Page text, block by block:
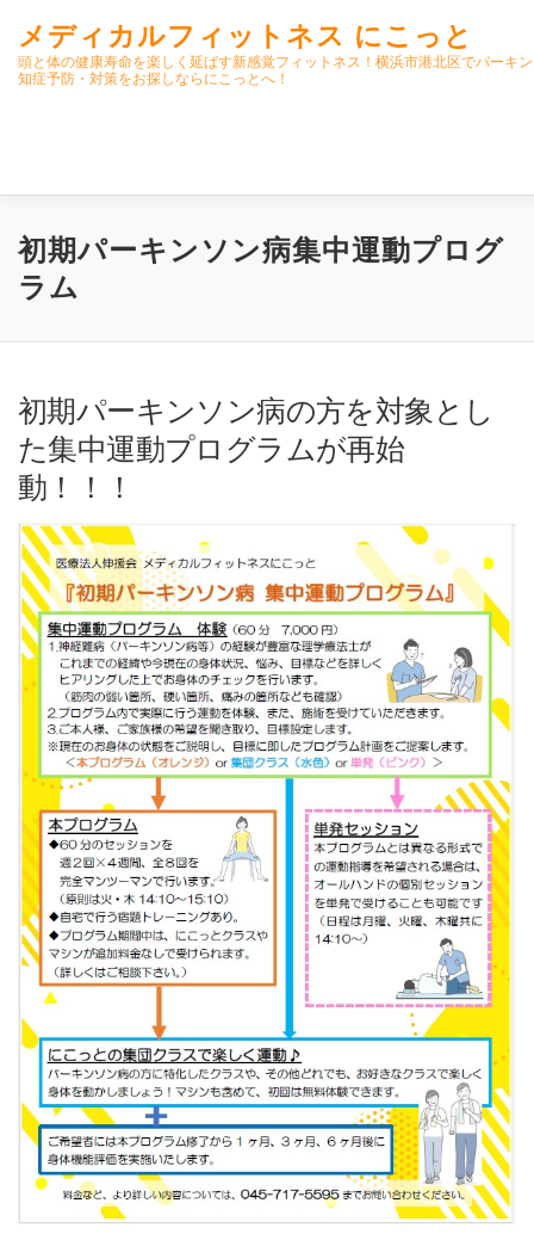
ッ
メディカルフィットネス にこっと
頭と体の健康寿命を楽しく延ばす新感覚フィットネス！横浜市港北区でパーキ
知症予防・対策をお探しならにこっとへ！
ホーム ごあいさつ 今月のスケジュール
オンラインクラス(GOOGLE MEET) パーキンソン体操リハ
料金表 よくある質問(FAQ) アクセス・お問合せ
パーキンソン病関連記事 認知症予防・脳トレ関連記事
初期パーキンソン病集中運動プログ
ラム
初期パーキンソン病の方を対象とし
た集中運動プログラムが再始
動！！！